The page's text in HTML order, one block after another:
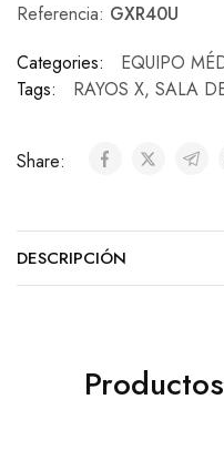
Referencia: GXR40U
Categories:
EQUIPO
Tags:
RAYOS X, SALA
Share:
DESCRIPCIÓN